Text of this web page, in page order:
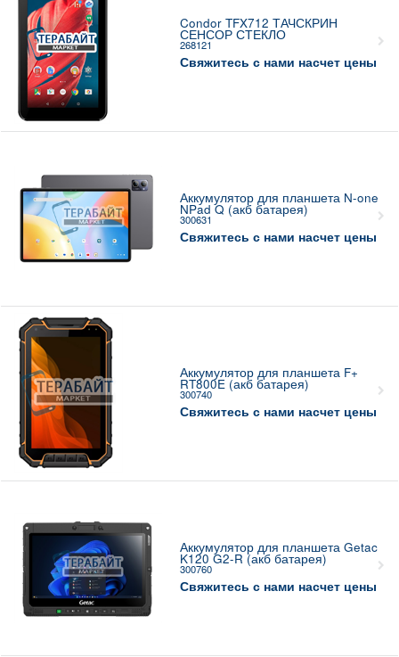
Condor TFX712 ТАЧСКРИН
СЕНСОР СТЕКЛО
268121
Свяжитесь с нами насчет цены
Аккумулятор для планшета N-one
NPad Q (акб батарея)
300631
Свяжитесь с нами насчет цены
Аккумулятор для планшета F+
RT800E (акб батарея)
300740
Свяжитесь с нами насчет цены
Аккумулятор для планшета Getac
K120 G2-R (акб батарея)
300760
Свяжитесь с нами насчет цены